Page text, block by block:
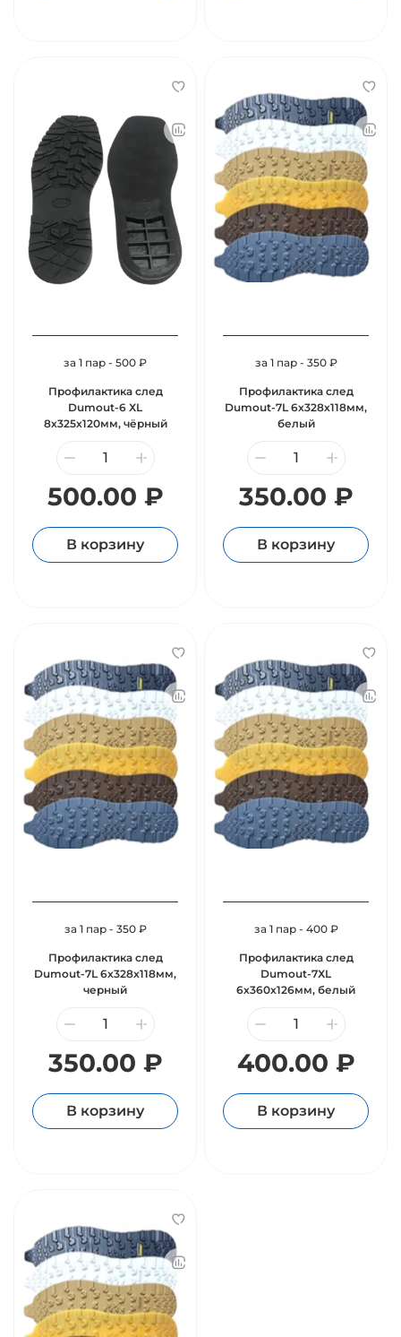
за 1 пар - 500 ₽
Профилактика след
Dumout-6 ХL
8х325х120мм, чёрный
500.00 ₽
В корзину
за 1 пар - 350 ₽
Профилактика след
Dumout-7L 6х328х118мм,
белый
350.00 ₽
В корзину
за 1 пар - 350 ₽
Профилактика след
Dumout-7L 6х328х118мм,
черный
350.00 ₽
В корзину
за 1 пар - 400 ₽
Профилактика след
Dumout-7ХL
6х360х126мм, белый
400.00 ₽
В корзину